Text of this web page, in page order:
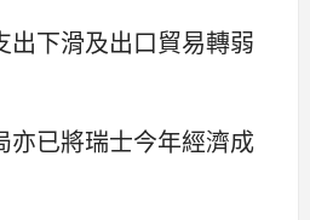
出下滑及出口貿易轉弱
亦已將瑞士今年經濟成